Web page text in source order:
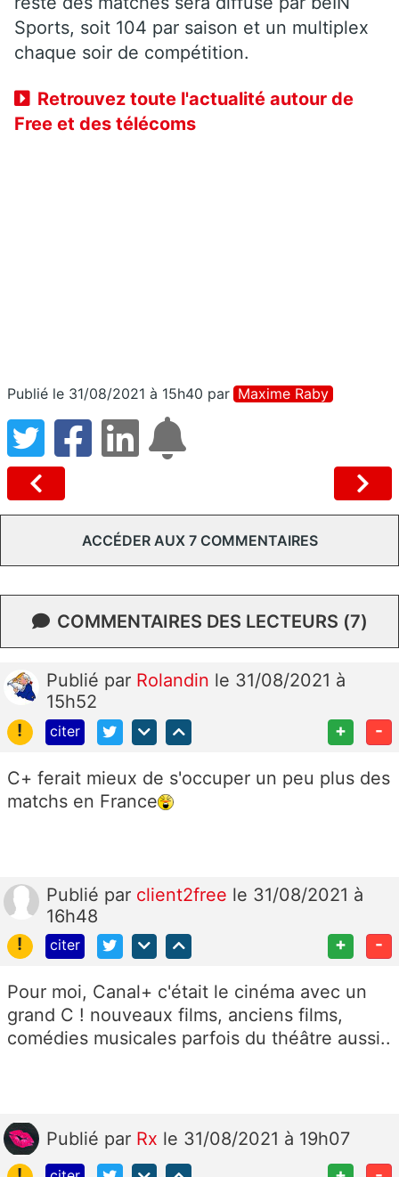
Sports, soit 104 par saison et un multiplex
chaque soir de compétition.
Retrouvez toute l'actualité autour de
Free et des télécoms
Publié le 31/08/2021 à 15h40 par Maxime Raby
ACCÉDER AUX 7 COMMENTAIRES
COMMENTAIRES DES LECTEURS (7)
Publié par Rolandin le 31/08/2021 à
15h52
!
citer + -
C+ ferait mieux de s'occuper un peu plus des
matchs en France
Publié par client2free le 31/08/2021 à
16h48
!
citer + -
Pour moi, Canal+ c'était le cinéma avec un
grand C ! nouveaux films, anciens films,
comédies musicales parfois du théâtre aussi..
Publié par Rx le 31/08/2021 à 19h07